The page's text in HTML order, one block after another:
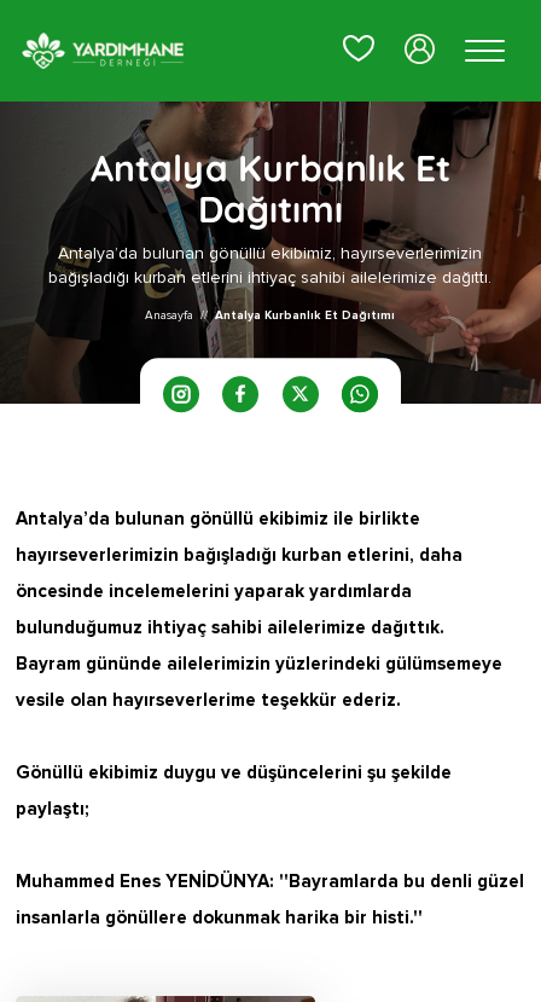
Antalya Kurbanlık Et
Dağıtımı
Antalya’da bulunan gönüllü ekibimiz, hayırseverlerimizin
bağışladığı kurban etlerini ihtiyaç sahibi ailelerimize dağıttı.
Anasayfa // Antalya Kurbanlık Et Dağıtımı
Antalya’da bulunan gönüllü ekibimiz ile birlikte
hayırseverlerimizin bağışladığı kurban etlerini, daha
öncesinde incelemelerini yaparak yardımlarda
bulunduğumuz ihtiyaç sahibi ailelerimize dağıttık.
Bayram gününde ailelerimizin yüzlerindeki gülümsemeye
vesile olan hayırseverlerime teşekkür ederiz.
Gönüllü ekibimiz duygu ve düşüncelerini şu şekilde
paylaştı;
Muhammed Enes YENİDÜNYA: ''Bayramlarda bu denli güzel
insanlarla gönüllere dokunmak harika bir histi.''